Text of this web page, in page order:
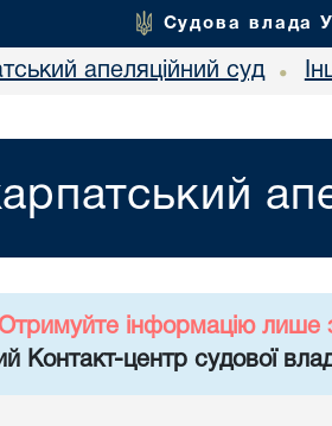
Судова влада
апеляційний суд •
інформацію лише
Контакт-центр судової